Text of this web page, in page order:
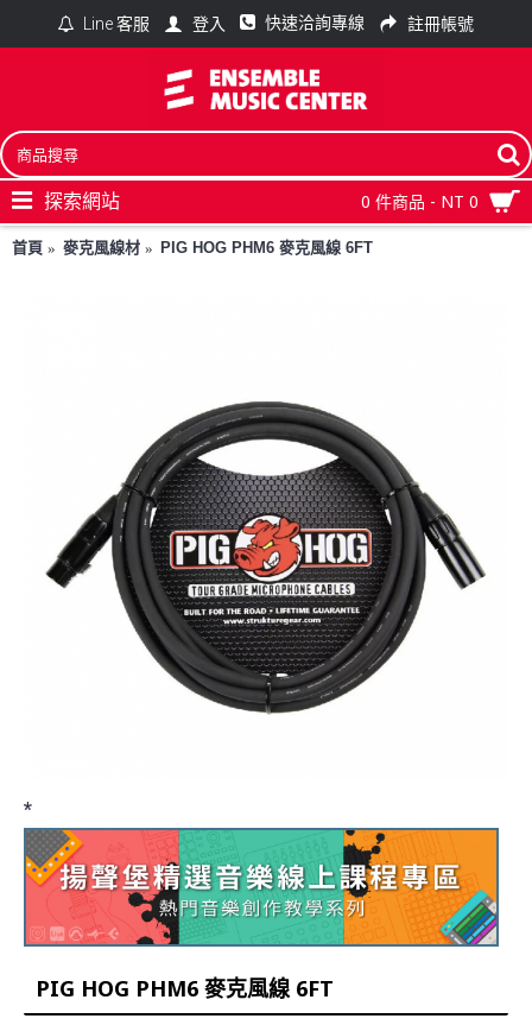
Line 客服 登入 快速洽詢專線 註冊帳號
0 件商品 - NT 0
探索網站
首頁 麥克風線材 PIG HOG PHM6 麥克風線 6FT
*
PIG HOG PHM6 麥克風線 6FT